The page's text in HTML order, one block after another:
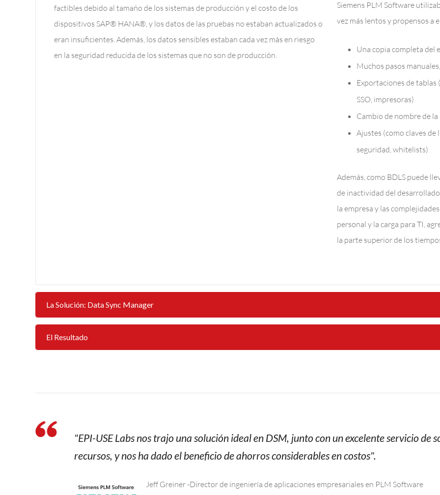
factibles debido al tamaño de los sistemas de producción y el costo de los
dispositivos SAP® HANA®, y los datos de las pruebas no estaban actualizados o
eran insuficientes. Además, los datos sensibles estaban cada vez más en riesgo
en la seguridad reducida de los sistemas que no son de producción.
Siemens PLM Software
vez más lentos y propensos a
Una copia completa del
Muchos pasos
Exportaciones de tablas
SSO, impresoras)
Cambio de nombre de
Ajustes (como claves de
seguridad, whitelists)
Además, como BDLS puede
de inactividad del
la empresa y las
personal y la carga para TI,
la parte superior de los
La Solución: Data Sync Manager
El Resultado
"EPI-USE Labs nos trajo una solución ideal en DSM, junto con un excelente servicio
recursos, y nos ha dado el beneficio de ahorros considerables en costos".
Jeff Greiner -Director de ingeniería de aplicaciones empresariales en PLM Software